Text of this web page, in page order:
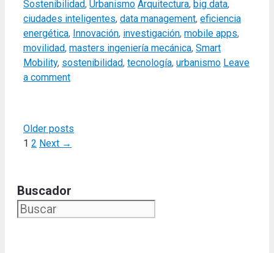
Sostenibilidad, Urbanismo Tags
Arquitectura, big data,
ciudades inteligentes, data management, eficiencia
energética, Innovación, investigación, mobile apps,
movilidad, masters ingeniería mecánica, Smart
Mobility, sostenibilidad, tecnología, urbanismo Leave
a comment
Older posts
Page
1 Page
2 Next →
Buscador